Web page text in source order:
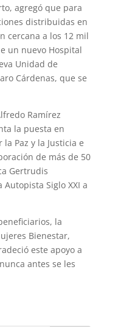
agregó que para
distribuidas en
cercana a los 12 mil
un nuevo Hospital
Unidad de
Cárdenas, que se
Ramírez
la puesta en
Paz y la Justicia e
de más de 50
Gertrudis
Siglo XXI a
la
Bienestar,
este apoyo a
antes se les